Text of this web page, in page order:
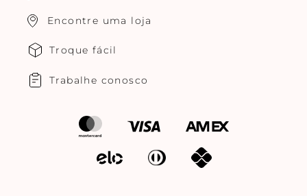
Encontre uma loja
Troque fácil
Trabalhe conosco